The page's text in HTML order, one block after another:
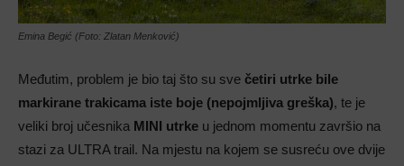
Emina Begić (Foto: Zlatan Menković)
Međutim, problem je bio taj što su sve četiri utrke bile
markirane trakicama iste boje (nepojmljiva greška), te je
veliki broj učesnika MINI utrke u jednom momentu završio na
stazi za ULTRA trail. Na mjestu na kojem se susreću ove dvije